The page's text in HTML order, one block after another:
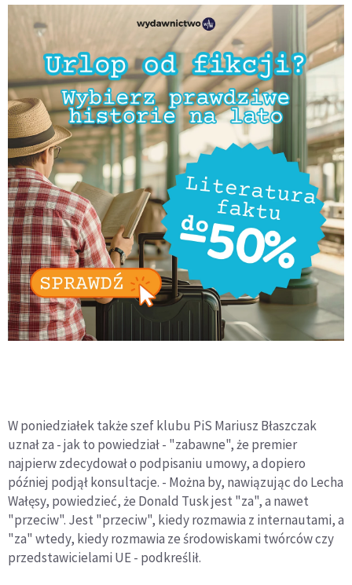
W poniedziałek także szef klubu PiS Mariusz Błaszczak
uznał za - jak to powiedział - "zabawne", że premier
najpierw zdecydował o podpisaniu umowy, a dopiero
później podjął konsultacje. - Można by, nawiązując do Lecha
Wałęsy, powiedzieć, że Donald Tusk jest "za", a nawet
"przeciw". Jest "przeciw", kiedy rozmawia z internautami, a
"za" wtedy, kiedy rozmawia ze środowiskami twórców czy
przedstawicielami UE - podkreślił.